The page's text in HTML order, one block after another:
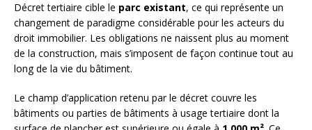
Décret tertiaire cible le parc existant, ce qui représente un
changement de paradigme considérable pour les acteurs du
droit immobilier. Les obligations ne naissent plus au moment
de la construction, mais s’imposent de façon continue tout au
long de la vie du bâtiment.
Le champ d’application retenu par le décret couvre les
bâtiments ou parties de bâtiments à usage tertiaire dont la